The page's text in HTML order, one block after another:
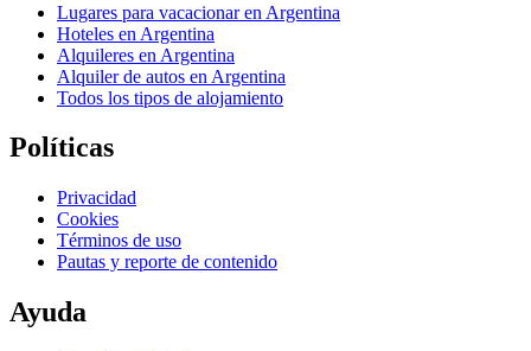
Lugares para vacacionar en Argentina
Hoteles en Argentina
Alquileres en Argentina
Alquiler de autos en Argentina
Todos los tipos de alojamiento
Políticas
Privacidad
Cookies
Términos de uso
Pautas y reporte de contenido
Ayuda